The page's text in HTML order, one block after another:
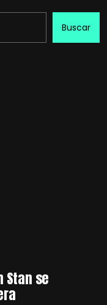
Buscar
Stan se